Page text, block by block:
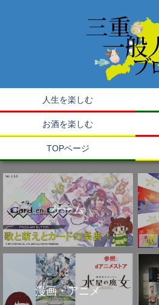
人生を楽しむ
お酒を楽しむ
TOPページ
ゲーム
漫画・アニメ